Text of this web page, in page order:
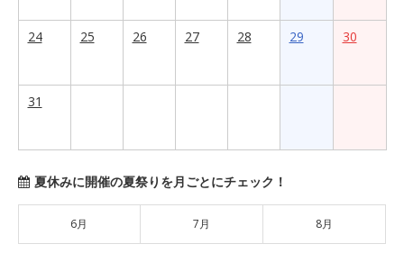
24 25 26 27 28 29 30
31
夏休みに開催の夏祭りを月ごとにチェック！
6月 7月 8月